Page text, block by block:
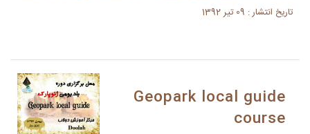
تاریخ انتشار : 09 تیر 1392
Geopark local guide
course